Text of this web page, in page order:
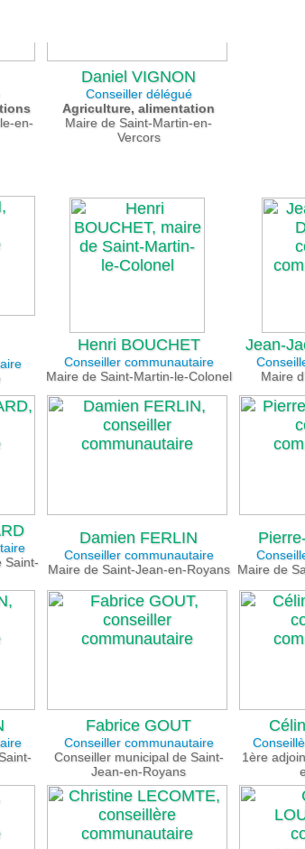
en-
Daniel VIGNON
Conseiller délégué
Agriculture, alimentation
Maire de Saint-Martin-en-
Vercors
Henri BOUCHET
Conseiller communautaire
Maire de Saint-Martin-le-Colonel
Jean-
Maire
Saint-
Damien FERLIN
Conseiller communautaire
Maire de Saint-Jean-en-Royans Maire de
Fabrice GOUT
Conseiller communautaire
Conseiller municipal de Saint-
Jean-en-Royans
1ère